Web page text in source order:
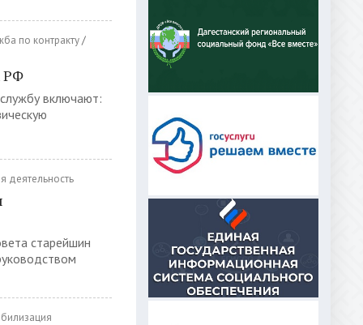
по контракту/
РФ
включают:
деятельность
старейшин